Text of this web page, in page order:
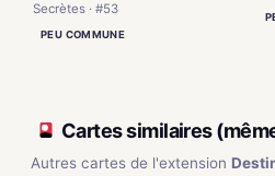
Secrètes · #53
PEU COMMUNE
Cartes similaires
Autres cartes de l'extension